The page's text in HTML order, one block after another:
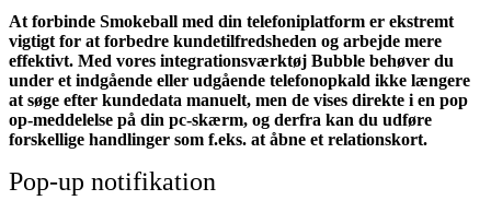
At forbinde Smokeball med din telefoniplatform er ekstremt
vigtigt for at forbedre kundetilfredsheden og arbejde mere
effektivt. Med vores integrationsværktøj Bubble behøver du
under et indgående eller udgående telefonopkald ikke længere
at søge efter kundedata manuelt, men de vises direkte i en pop
op-meddelelse på din pc-skærm, og derfra kan du udføre
forskellige handlinger som f.eks. at åbne et relationskort.
Pop-up notifikation